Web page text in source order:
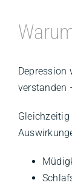
Depression
verstanden
Gleichzeitig